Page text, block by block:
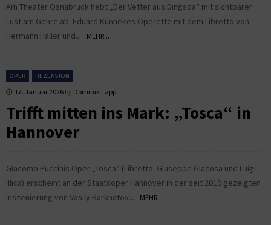
Am Theater Osnabrück hebt „Der Vetter aus Dingsda“ mit sichtbarer
Lust am Genre ab. Eduard Künnekes Operette mit dem Libretto von
Hermann Haller und...
MEHR...
OPER REZENSION
17. Januar 2026 by Dominik Lapp
Trifft mitten ins Mark: „Tosca“ in
Hannover
Giacomo Puccinis Oper „Tosca“ (Libretto: Giuseppe Giacosa und Luigi
Illica) erscheint an der Staatsoper Hannover in der seit 2019 gezeigten
Inszenierung von Vasily Barkhatov...
MEHR...